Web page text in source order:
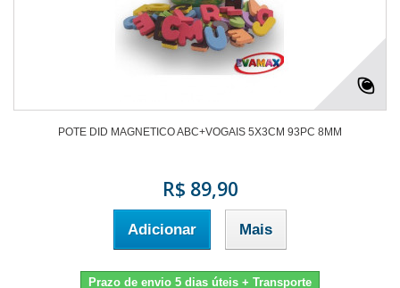
POTE DID MAGNETICO ABC+VOGAIS 5X3CM 93PC 8MM
R$ 89,90
Adicionar Mais
Prazo de envio 5 dias úteis + Transporte